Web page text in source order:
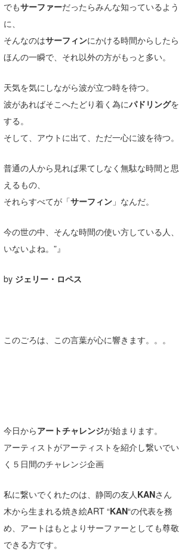
でもサーファーだったらみんな知っているよう
に、
そんなのはサーフィンにかける時間からしたら
ほんの一瞬で、それ以外の方がもっと多い。
天気を気にしながら波が立つ時を待つ。
波があればそこへたどり着く為にパドリングを
する。
そして、アウトに出て、ただ一心に波を待つ。
普通の人から見れば果てしなく無駄な時間と思
えるもの、
それらすべてが「サーフィン 」なんだ。
今の世の中、そんな時間の使い方している人、
いないよね。”』
by ジェリー・ロペス
このごろは、この言葉が心に響きます。。。
今日からアートチャレンジが始まります。
アーティストがアーティストを紹介し繋いでい
く５日間のチャレンジ企画
私に繋いでくれたのは、静岡の友人KANさん
木から生まれる焼き絵ART “KAN“の代表を務
め、アートはもとよりサーファーとしても尊敬
できる方です。
たっちー
ハンマー
まっきー
小川予報士
上田純子
上條将美
SancheZ
米山予報士
Romisea